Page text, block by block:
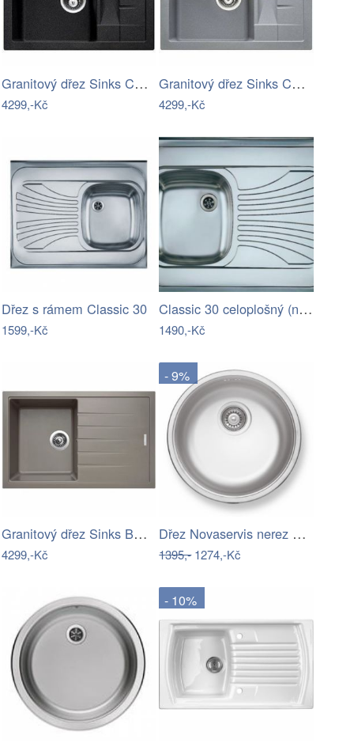
Granitový dřez Sinks CRYSTAL 615…
4299,-Kč
Granitový dřez Sinks CRYSTAL 615…
4299,-Kč
Dřez s rámem Classic 30
1599,-Kč
Classic 30 celoplošný (nástavný) dřez
1490,-Kč
Granitový dřez Sinks BEST 780 Truffle
4299,-Kč
- 9%
Dřez Novaservis nerez DR43
1395,-1274,-Kč
- 10%